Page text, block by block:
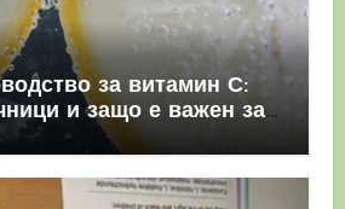
за витамин С:
и защо е важен за